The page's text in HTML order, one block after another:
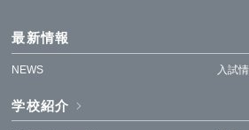
最新情報
NEWS 入試
学校紹介